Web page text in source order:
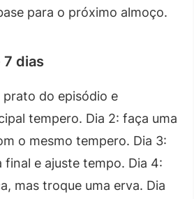
para o próximo almoço.
7 dias
prato do episódio e
tempero. Dia 2: faça uma
o mesmo tempero. Dia 3:
final e ajuste tempo. Dia 4:
mas troque uma erva. Dia